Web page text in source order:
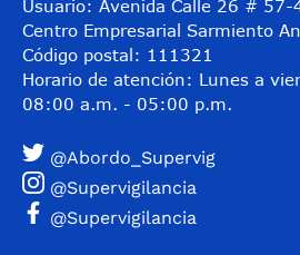
Usuario: Avenida Calle 26 # 57-
Centro Empresarial Sarmiento
Código postal: 111321
Horario de atención: Lunes a
08:00 a.m. - 05:00 p.m.
@Abordo_Supervig
@Supervigilancia
@Supervigilancia